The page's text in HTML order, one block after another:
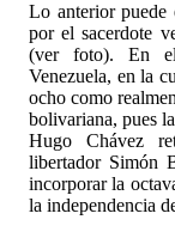
Lo anterior puede
por el sacerdote
(ver foto). En
Venezuela, en la
ocho como
bolivariana, pues
Hugo Chávez
libertador Simón
incorporar la
la independencia